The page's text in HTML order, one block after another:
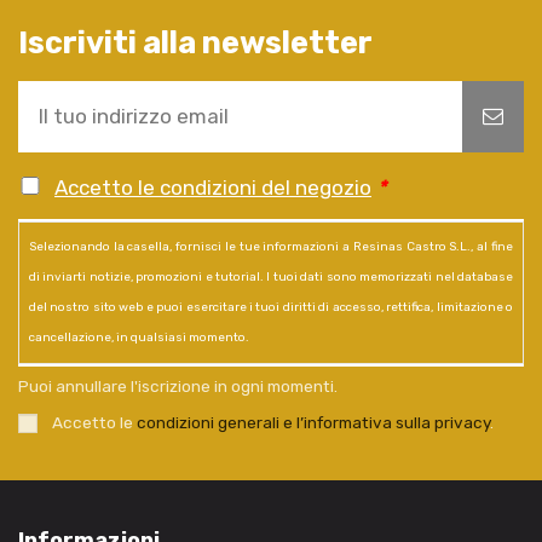
Iscriviti alla newsletter
Accetto le condizioni del negozio *
Selezionando la casella, fornisci le tue informazioni a Resinas Castro S.L., al fine
di inviarti notizie, promozioni e tutorial. I tuoi dati sono memorizzati nel database
del nostro sito web e puoi esercitare i tuoi diritti di accesso, rettifica, limitazione o
cancellazione, in qualsiasi momento.
Puoi annullare l'iscrizione in ogni momenti.
Accetto le condizioni generali e l’informativa sulla privacy.